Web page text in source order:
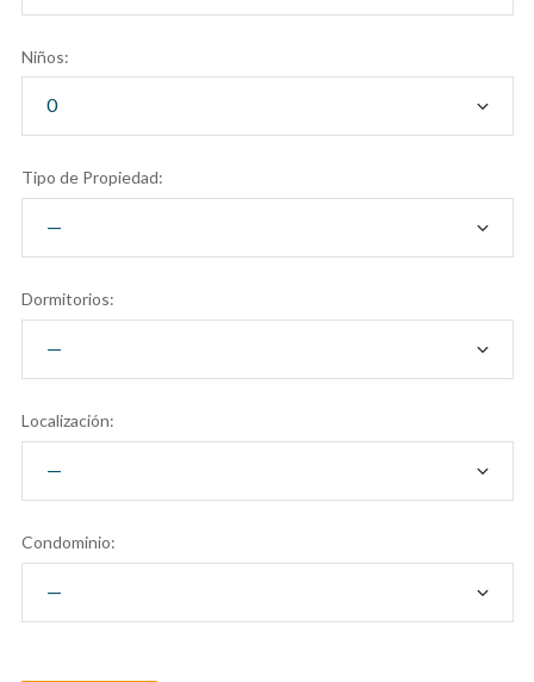
Niños:
Tipo de Propiedad:
Dormitorios:
Localización:
Condominio: